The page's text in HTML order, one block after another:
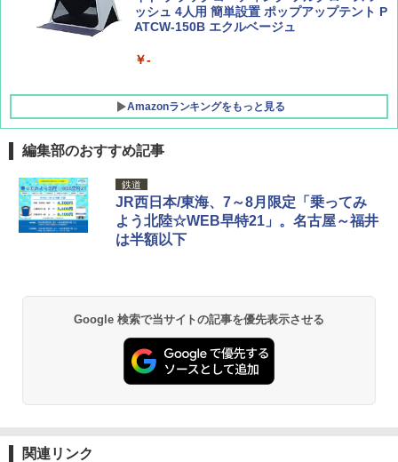
ッシュ 4人用 簡単設置 ポップアップテント P
ATCW-150B エクルベージュ
￥-
Amazonランキングをもっと見る
DEWEL パラソル 大型 ビーチ アウトドアパ
ラソル ガーデン サイトシート付 折りたたみ
防水 UVカット 4段階高さ調整 軽量 収納袋付
き
026リニューアル 急速冷凍 空間倍増 衛生的
コンパクト 保冷力長持ち
￥2,980
編集部のおすすめ記事
鉄道
JR西日本/東海、7～8月限定「乗ってみ
よう北陸☆WEB早特21」。名古屋～福井
は半額以下
Google 検索で当サイトの記事を優先表示させる
関連リンク